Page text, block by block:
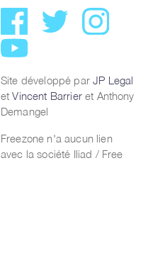
Site développé parJP Legal
etVincent Barrieret Anthony
Demangel
Freezone n'a aucun lien
avec la société Iliad / Free